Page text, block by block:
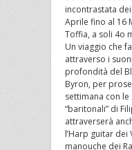
incontrastata dei
Aprile fino al 16
Toffia, a soli 4o
Un viaggio che
attraverso i
profondità del
Byron, per
settimana con
“baritonali” di
attraverserà
l’Harp guitar dei
manouche dei